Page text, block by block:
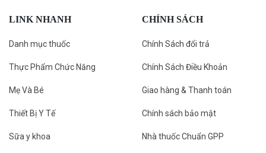
LINK NHANH
Danh mục thuốc
Thực Phẩm Chức Năng
Mẹ Và Bé
Thiết Bị Y Tế
Sữa y khoa
CHÍNH SÁCH
Chính Sách đổi trả
Chính Sách Điều Khoản
Giao hàng & Thanh toán
Chính sách bảo mật
Nhà thuốc Chuẩn GPP